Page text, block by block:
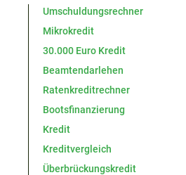
Umschuldungsrechner
Mikrokredit
30.000 Euro Kredit
Beamtendarlehen
Ratenkreditrechner
Bootsfinanzierung
Kredit
Kreditvergleich
Überbrückungskredit